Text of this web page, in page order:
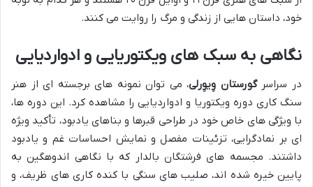
خود، داستان هایی از زندگی و مرگ را روایت می کنند.
نگاهی به سبک های ویکتوریایی و ادواردیایی
در سراسرگورستان وِیوِرلی، می توان نمونه های برجسته ای از هنر
سنگ کاری دوره ویکتوریا و ادواردیایی را مشاهده کرد. این دوره ها،
با ویژگی های خاص خود در طراحی قبرها و بناهای یادبود، تأکید ویژه
ای بر نمادگرایی، تزئینات مفصل و نمایش احساسات غم و یادبود
داشتند. مجسمه های فرشتگان بالدار که با نگاهی اندوهگین به
پایین خیره شده اند، صلیب های سنگی با کنده کاری های ظریف، و